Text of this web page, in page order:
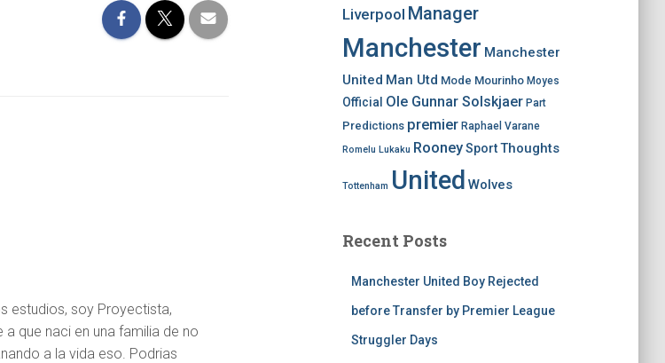
estudios, soy Proyectista,
a que naci en una familia de no
a la vida eso. Podrias
Liverpool Manager
Manchester Manchester
United Man Utd Mode Mourinho Moyes
Official Ole Gunnar Solskjaer Part
Predictions premier Raphael Varane
Romelu Lukaku Rooney Sport Thoughts
Tottenham United Wolves
Recent Posts
Manchester United Boy Rejected
before Transfer by Premier League
Struggler Days